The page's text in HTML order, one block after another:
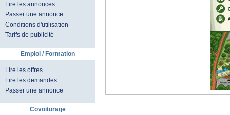
Lire les annonces
Passer une annonce
Conditions d'utilisation
Tarifs de publicité
Emploi / Formation
Lire les offres
Lire les demandes
Passer une annonce
Covoiturage